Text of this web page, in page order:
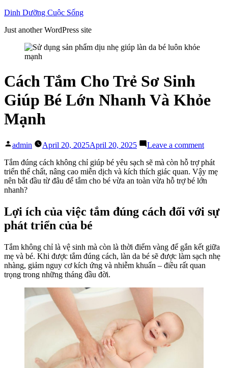
Skip
content
Dinh Dưỡng Cuộc Sống
Just another WordPress site
Cách Tắm Cho Trẻ Sơ Sinh
Giúp Bé Lớn Nhanh Và Khỏe
Mạnh
Posted
admin April 20, 2025April 20, 2025 Leave a commenton
Tắm
Cho
Trẻ
Giúp
Bé
Và
Khỏe
Mạnh
Tắm đúng cách không chỉ giúp bé yêu sạch sẽ mà còn hỗ trợ phát
triển thể chất, nâng cao miễn dịch và kích thích giác quan. Vậy mẹ
nên bắt đầu từ đâu để tắm cho bé vừa an toàn vừa hỗ trợ bé lớn
nhanh?
Lợi ích của việc tắm đúng cách đối với sự
phát triển của bé
Tắm không chỉ là vệ sinh mà còn là thời điểm vàng để gắn kết giữa
mẹ và bé. Khi được tắm đúng cách, làn da bé sẽ được làm sạch nhẹ
nhàng, giảm nguy cơ kích ứng và nhiễm khuẩn – điều rất quan
trọng trong những tháng đầu đời.